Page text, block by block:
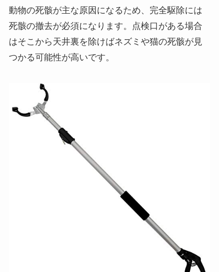
動物の死骸が主な原因になるため、完全駆除には
死骸の撤去が必須になります。点検口がある場合
はそこから天井裏を除けばネズミや猫の死骸が見
つかる可能性が高いです。